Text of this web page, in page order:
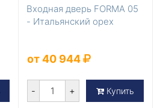
Входная дверь FORMA 05
- Итальянский орех
от 40 944
- + Купить